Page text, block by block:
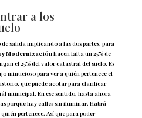
a los
salida implicando a las dos partes, para
y Modernizaciónhacen falta un 25% de
el 25% del valor catastral del suelo. Es
minucioso para ver a quién pertenece el
que puede acotar para clarificar
municipal. En ese sentido, hasta ahora
porque hay calles sin iluminar. Habrá
pertenece. Así que para poder